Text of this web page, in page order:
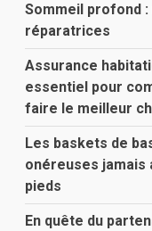
Sommeil profond
réparatrices
Assurance
essentiel pour
faire le meilleur
Les baskets de
onéreuses jamais
pieds
En quête du